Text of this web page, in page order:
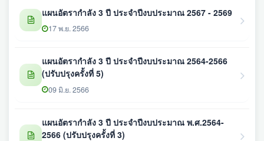
แผนอัตรากำลัง 3 ปี ประจำปีงบประมาณ 2567 - 2569
17 พ.ย. 2566
แผนอัตรากำลัง 3 ปี ประจำปีงบประมาณ 2564-2566
(ปรับปรุงครั้งที่ 5)
09 มิ.ย. 2566
แผนอัตรากำลัง 3 ปี ประจำปีงบประมาณ พ.ศ.2564-
2566 (ปรับปรุงครั้งที่ 3)